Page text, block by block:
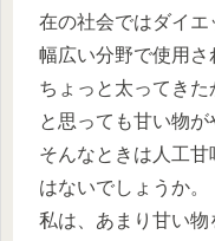
在の社会ではダイ
幅広い分野で使用さ
ちょっと太ってきた
と思っても甘い物が
そんなときは人工
はないでしょうか。
私は、あまり甘い